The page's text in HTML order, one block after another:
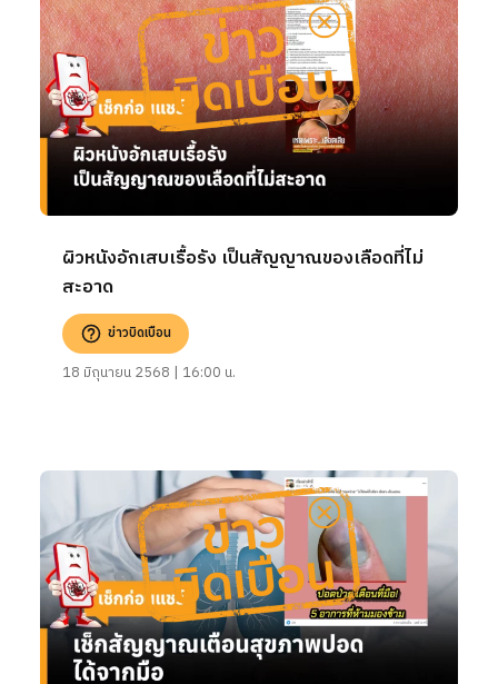
ผิวหนังอักเสบเรื้อรัง เป็นสัญญาณของเลือดที่ไม่
สะอาด
ข่าวบิดเบือน
18 มิถุนายน 2568 | 16:00 น.